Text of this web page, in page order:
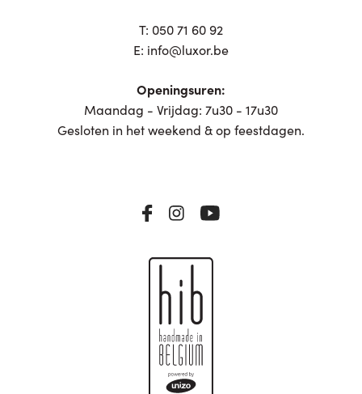
T: 050 71 60 92
E: info@luxor.be
Openingsuren:
Maandag - Vrijdag: 7u30 - 17u30
Gesloten in het weekend & op feestdagen.